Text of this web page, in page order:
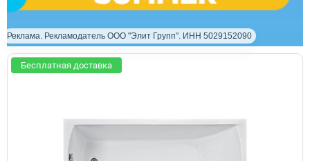
Реклама. Рекламодатель ООО "Элит Групп". ИНН 5029152090
Бесплатная доставка